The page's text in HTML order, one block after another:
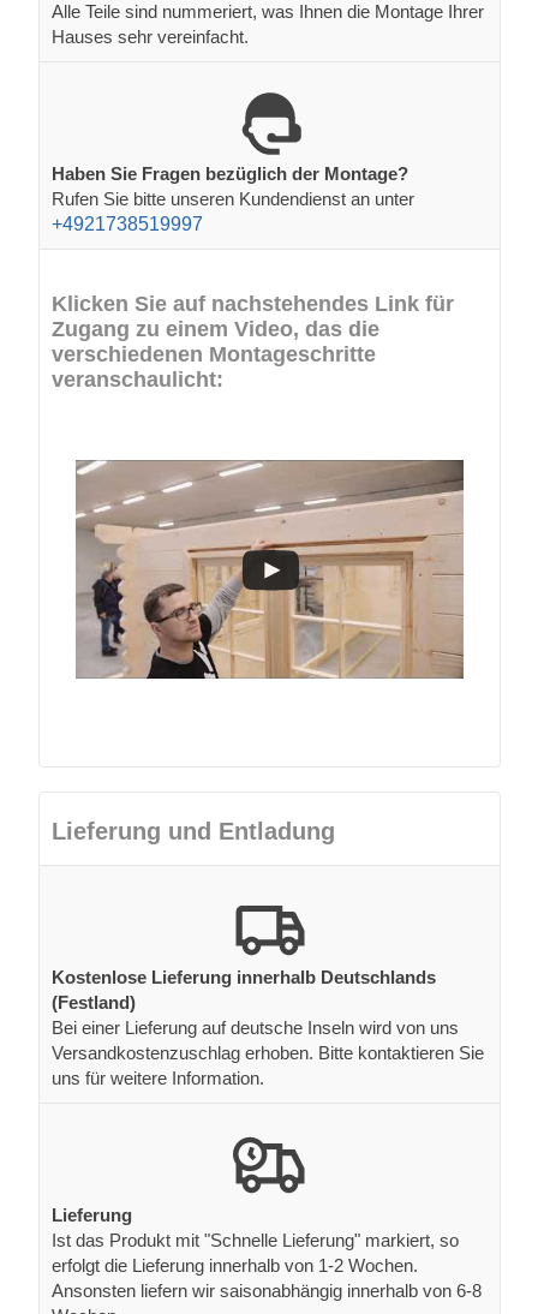
Alle Teile sind nummeriert, was Ihnen die Montage Ihrer
Hauses sehr vereinfacht.
Haben Sie Fragen bezüglich der Montage?
Rufen Sie bitte unseren Kundendienst an unter
+4921738519997
Klicken Sie auf nachstehendes Link für
Zugang zu einem Video, das die
verschiedenen Montageschritte
veranschaulicht:
Lieferung und Entladung
Kostenlose Lieferung innerhalb Deutschlands
(Festland)
Bei einer Lieferung auf deutsche Inseln wird von uns
Versandkostenzuschlag erhoben. Bitte kontaktieren Sie
uns für weitere Information.
Lieferung
Ist das Produkt mit "Schnelle Lieferung" markiert, so
erfolgt die Lieferung innerhalb von 1-2 Wochen.
Ansonsten liefern wir saisonabhängig innerhalb von 6-8